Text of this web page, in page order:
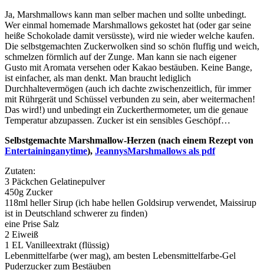
Ja, Marshmallows kann man selber machen und sollte unbedingt.
Wer einmal homemade Marshmallows gekostet hat (oder gar seine
heiße Schokolade damit versüsste), wird nie wieder welche kaufen.
Die selbstgemachten Zuckerwolken sind so schön fluffig und weich,
schmelzen förmlich auf der Zunge. Man kann sie nach eigener
Gusto mit Aromata versehen oder Kakao bestäuben. Keine Bange,
ist einfacher, als man denkt. Man braucht lediglich
Durchhaltevermögen (auch ich dachte zwischenzeitlich, für immer
mit Rührgerät und Schüssel verbunden zu sein, aber weitermachen!
Das wird!) und unbedingt ein Zuckerthermometer, um die genaue
Temperatur abzupassen. Zucker ist ein sensibles Geschöpf…
Selbstgemachte Marshmallow-Herzen (nach einem Rezept von
Entertaininganytime), JeannysMarshmallows als pdf
Zutaten:
3 Päckchen Gelatinepulver
450g Zucker
118ml heller Sirup (ich habe hellen Goldsirup verwendet, Maissirup
ist in Deutschland schwerer zu finden)
eine Prise Salz
2 Eiweiß
1 EL Vanilleextrakt (flüssig)
Lebenmittelfarbe (wer mag), am besten Lebensmittelfarbe-Gel
Puderzucker zum Bestäuben